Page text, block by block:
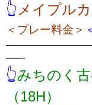
👆 メイプル
＜プレー料金＞
——-
👆みちのく
（18H）